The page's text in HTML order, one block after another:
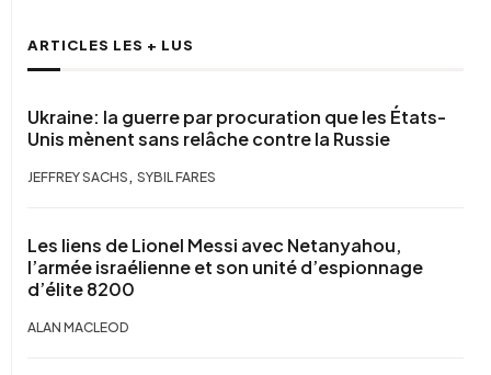
ARTICLES LES + LUS
Ukraine: la guerre par procuration que les États-
Unis mènent sans relâche contre la Russie
JEFFREY SACHS , SYBIL FARES
Les liens de Lionel Messi avec Netanyahou,
l’armée israélienne et son unité d’espionnage
d’élite 8200
ALAN MACLEOD